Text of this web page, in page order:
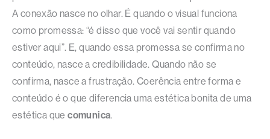
A conexão nasce no olhar. É quando o visual funciona
como promessa: “é disso que você vai sentir quando
estiver aqui”. E, quando essa promessa se confirma no
conteúdo, nasce a credibilidade. Quando não se
confirma, nasce a frustração. Coerência entre forma e
conteúdo é o que diferencia uma estética bonita de uma
estética quecomunica.